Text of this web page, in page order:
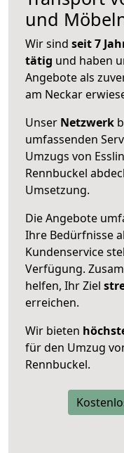
und
Wir sind seit 7
tätig und haben
Angebote als
am Neckar
Unser Netzwerk
umfassenden
Umzugs von
Rennbuckel
Umsetzung.
Die Angebote
Ihre Bedürfnisse
Kundenservice
Verfügung.
helfen, Ihr Ziel
erreichen.
Wir bieten
für den Umzug
Rennbuckel.